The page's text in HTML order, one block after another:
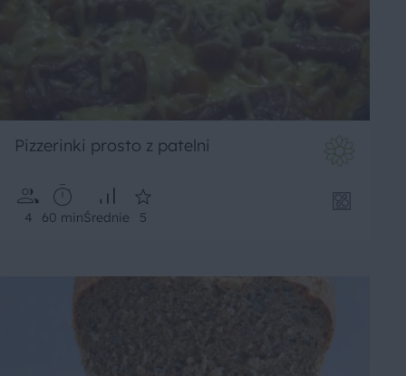
Pizzerinki prosto z patelni
4 60 minŚrednie 5